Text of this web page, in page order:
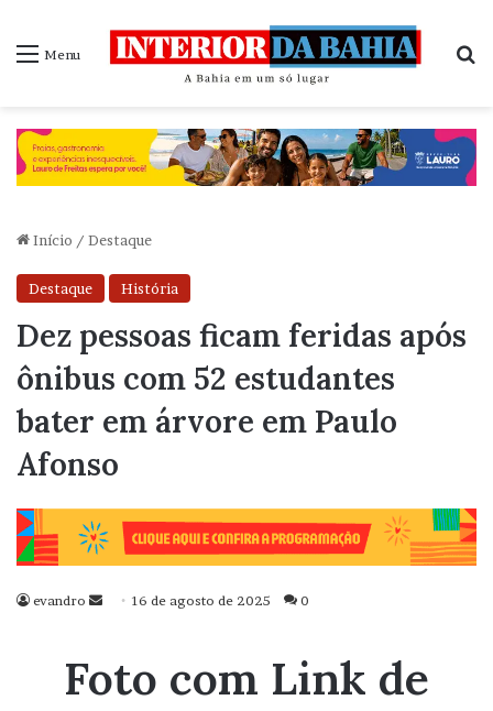
Menu
Início / Destaque
Destaque História
Dez pessoas ficam feridas após
ônibus com 52 estudantes
bater em árvore em Paulo
Afonso
evandro
Mande
mail
16 de agosto de 2025 0
Foto com Link de